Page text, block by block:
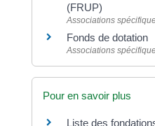
(FRUP)
Associations
Fonds de dotation
Associations
Pour en savoir plus
Liste des